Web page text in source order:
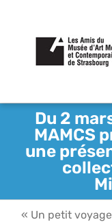
contenu
L’association
Agenda
Actualités
Acquisitions et
Du 2
MAMCS
une
« Un petit